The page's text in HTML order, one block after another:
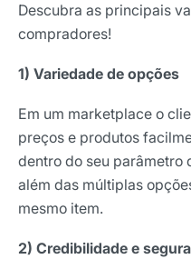
Descubra as principais
compradores!
1) Variedade de opções
Em um marketplace o
preços e produtos
dentro do seu parâmetro
além das múltiplas
mesmo item.
2) Credibilidade e